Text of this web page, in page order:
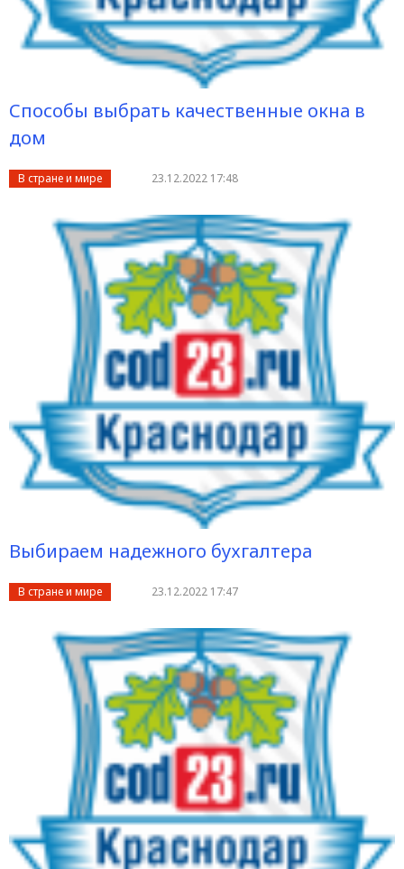
Способы выбрать качественные окна в
дом
В стране и мире 23.12.2022 17:48
Выбираем надежного бухгалтера
В стране и мире 23.12.2022 17:47